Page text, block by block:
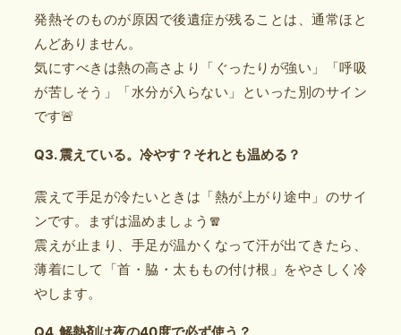
発熱そのものが原因で後遺症が残ることは、通常ほと
んどありません。
気にすべきは熱の高さより「ぐったりが強い」「呼吸
が苦しそう」「水分が入らない」といった別のサイン
です🚨
Q3. 震えている。冷やす？それとも温める？
震えて手足が冷たいときは「熱が上がり途中」のサイ
ンです。まずは温めましょう🧣
震えが止まり、手足が温かくなって汗が出てきたら、
薄着にして「首・脇・太ももの付け根」をやさしく冷
やします。